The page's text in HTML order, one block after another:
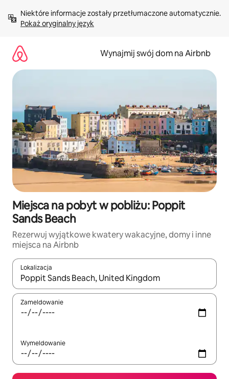
treści Pokaż oryginalny język
Wynajmij swój dom na Airbnb
Miejsca na pobyt w pobliżu: Poppit
Sands Beach
Rezerwuj wyjątkowe kwatery wakacyjne, domy i inne
miejsca na Airbnb
Lokalizacja
Gdy wyniki będą dostępne, możesz poruszać się po nich za
Zameldowanie
Wymeldowanie